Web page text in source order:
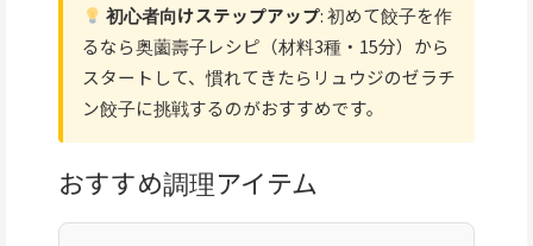
初心者向けステップアップ: 初めて餃子を作
るなら奥薗壽子レシピ（材料3種・15分）から
スタートして、慣れてきたらリュウジのゼラチ
ン餃子に挑戦するのがおすすめです。
おすすめ調理アイテム